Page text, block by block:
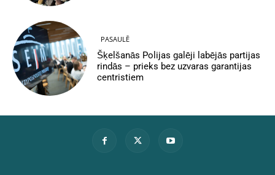
PASAULĒ
Šķelšanās Polijas galēji labējās partijas
rindās – prieks bez uzvaras garantijas
centristiem